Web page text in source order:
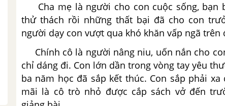
Cha mẹ là người cho con cuộc sống, bạn
thử thách rồi những thất bại đã cho con
người dạy con vượt qua khó khăn vấp ngã trên
Chính cô là người nâng niu, uốn nắn cho
chỉ dáng đi. Con lớn dần trong vòng tay yêu
ba năm học đã sắp kết thúc. Con sắp phải
mãi là cô trò nhỏ được cắp sách vở đến